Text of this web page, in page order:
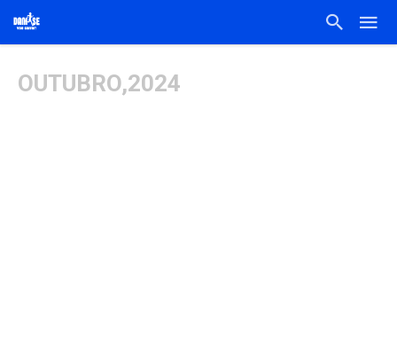
OUTUBRO,2024